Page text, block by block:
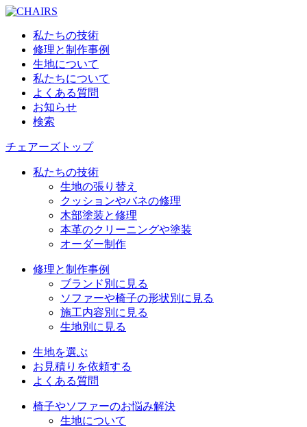
私たちの技術
修理と制作事例
生地について
私たちについて
よくある質問
お知らせ
検索
チェアーズトップ
私たちの技術
生地の張り替え
クッションやバネの修理
木部塗装と修理
本革のクリーニングや塗装
オーダー制作
修理と制作事例
ブランド別に見る
ソファーや椅子の形状別に見る
施工内容別に見る
生地別に見る
生地を選ぶ
お見積りを依頼する
よくある質問
椅子やソファーのお悩み解決
生地について